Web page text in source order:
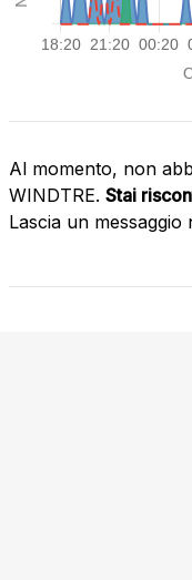
Al momento, non
WINDTRE. Stai
Lascia un messaggio